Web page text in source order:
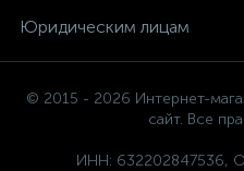
Юридическим лицам
© 2015 - 2026 Интернет-
сайт. Все
ИНН: 632202847536,